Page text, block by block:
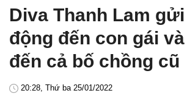
Diva Thanh Lam
động đến con gái
đến cả bố chồng cũ
20:28, Thứ ba 25/01/2022